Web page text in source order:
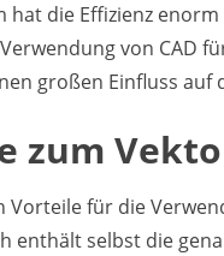
hat die Effizienz
von CAD
großen Einfluss auf
zum
für die
enthält selbst die